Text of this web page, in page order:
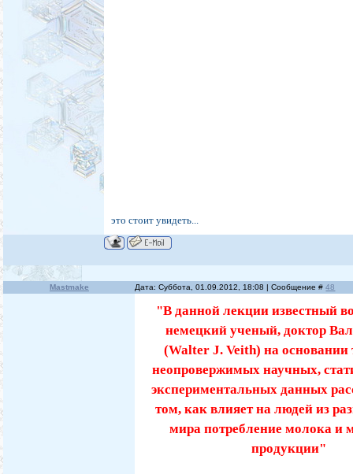
это стоит увидеть...
Mastmake Дата: Суббота, 01.09.2012, 18:08 | Сообщение #48
"В данной лекции известный
немецкий ученый, доктор
(Walter J. Veith) на основании
неопровержимых научных,
экспериментальных данных
том, как влияет на людей из
мира потребление молока и
продукции"